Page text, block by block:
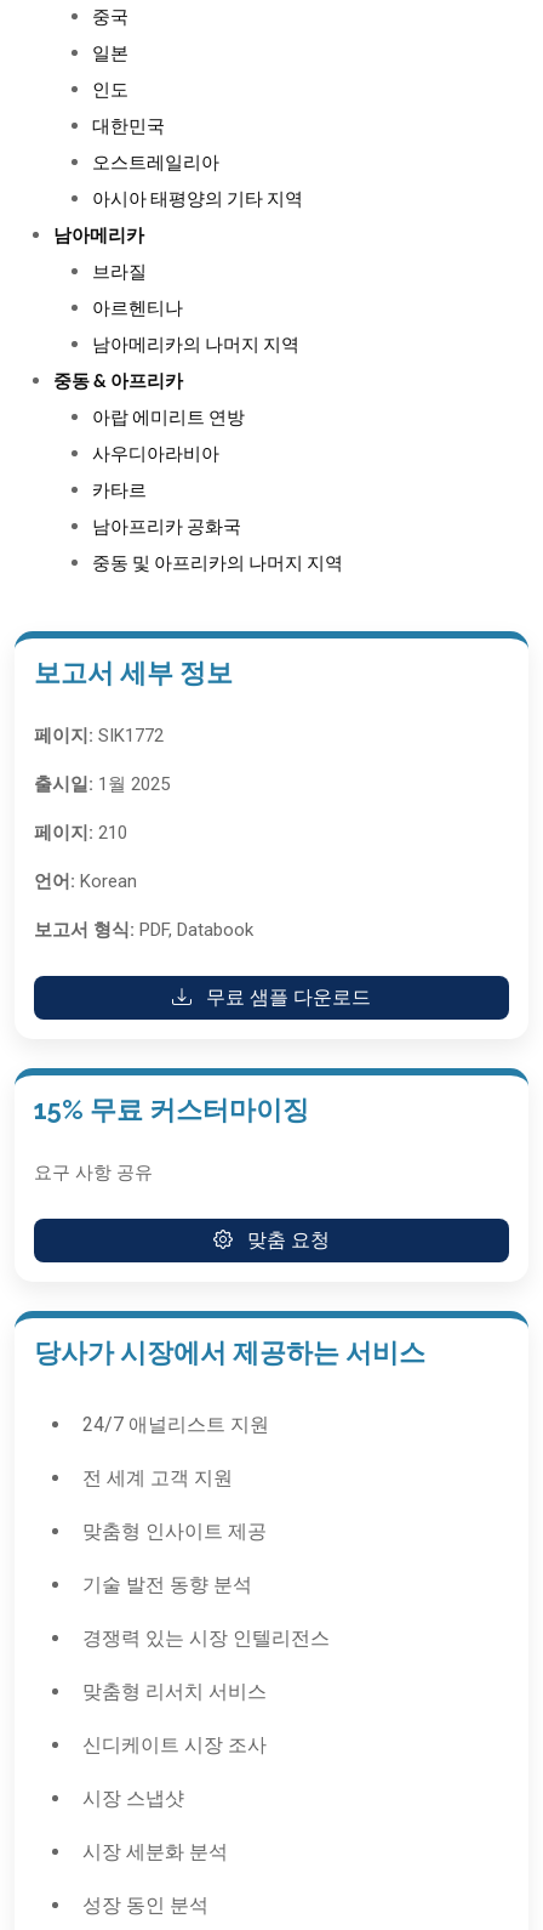
중국
일본
인도
대한민국
오스트레일리아
아시아 태평양의 기타 지역
남아메리카
브라질
아르헨티나
남아메리카의 나머지 지역
중동 & 아프리카
아랍 에미리트 연방
사우디아라비아
카타르
남아프리카 공화국
중동 및 아프리카의 나머지 지역
보고서 세부 정보
페이지: SIK1772
출시일: 1월 2025
페이지: 210
언어: Korean
보고서 형식: PDF, Databook
무료 샘플 다운로드
15% 무료 커스터마이징
요구 사항 공유
맞춤 요청
당사가 시장에서 제공하는 서비스
24/7 애널리스트 지원
전 세계 고객 지원
맞춤형 인사이트 제공
기술 발전 동향 분석
경쟁력 있는 시장 인텔리전스
맞춤형 리서치 서비스
신디케이트 시장 조사
시장 스냅샷
시장 세분화 분석
성장 동인 분석